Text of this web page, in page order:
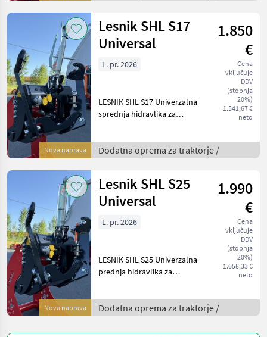
traktorje od 25 do 55 KM,
Nova naprava
Lesnik SHL S17
Universal
1.850
€
Cena
vključuje
DDV
(stopnja
20%)
1.541,67 €
neto
L. pr. 2026
LESNIK SHL S17 Univerzalna
sprednja hidravlika za
90 KM. Dvižni cilinder
dvojno delujoč na sferičnih
Dodatna oprema za traktorje /
Nova naprava
Lesnik SHL S25
Universal
1.990
€
Cena
vključuje
DDV
(stopnja
20%)
1.658,33 €
neto
L. pr. 2026
LESNIK SHL S25 Univerzalna
prednja hidravlika za
Dvižni cilinder dvojno
delujoč na sferičnih ležajih,
dvižna si
Dodatna oprema za traktorje /